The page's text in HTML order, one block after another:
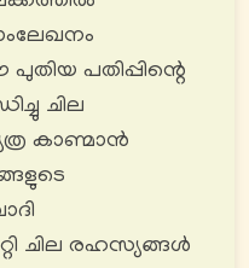
പതിപ്പിന്റെ
ചില
കാണ്മാൻ
ചില രഹസ്യങ്ങൾ